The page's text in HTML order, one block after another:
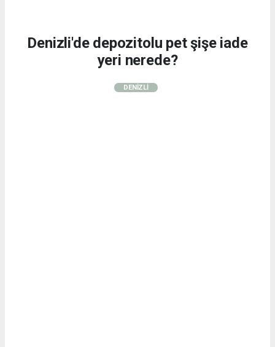
Denizli'de depozitolu pet şişe iade
yeri nerede?
DENİZLİ